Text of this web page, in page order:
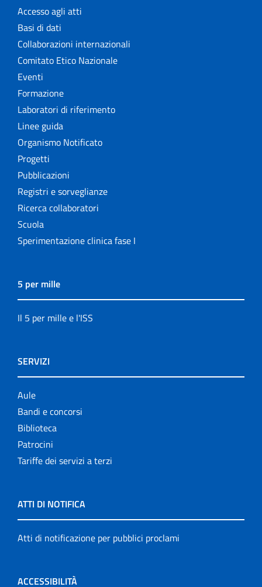
Accesso agli atti
Basi di dati
Collaborazioni internazionali
Comitato Etico Nazionale
Eventi
Formazione
Laboratori di riferimento
Linee guida
Organismo Notificato
Progetti
Pubblicazioni
Registri e sorveglianze
Ricerca collaboratori
Scuola
Sperimentazione clinica fase I
5 per mille
Il 5 per mille e l'ISS
SERVIZI
Aule
Bandi e concorsi
Biblioteca
Patrocini
Tariffe dei servizi a terzi
ATTI DI NOTIFICA
Atti di notificazione per pubblici proclami
ACCESSIBILITÀ